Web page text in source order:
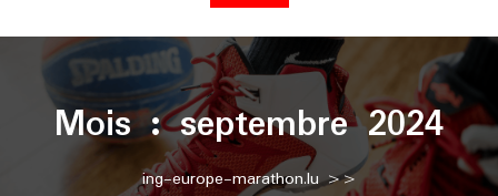
Mois :septembre 2024
ing-europe-marathon.lu>>